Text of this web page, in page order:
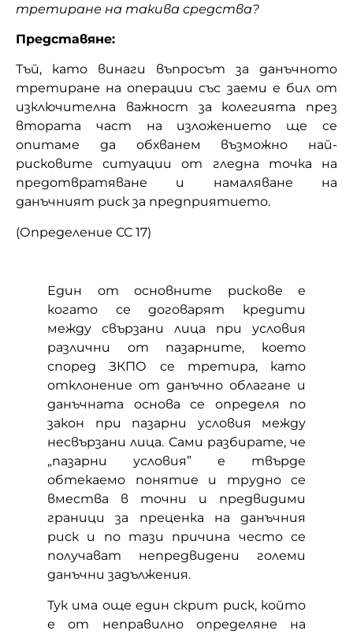
третиране на такива средства?
Представяне:
Тъй, като винаги въпросът за данъчното
третиране на операции със заеми е бил от
изключителна важност за колегията през
втората част на изложението ще се
опитаме да обхванем възможно най-
рисковите ситуации от гледна точка на
предотвратяване и намаляване на
данъчният риск за предприятието.
(Определение СС 17)
Един от основните рискове е
когато се договарят кредити
между свързани лица при условия
различни от пазарните, което
според ЗКПО се третира, като
отклонение от данъчно облагане и
данъчната основа се определя по
закон при пазарни условия между
несвързани лица. Сами разбирате, че
„пазарни условия” е твърде
обтекаемо понятие и трудно се
вмества в точни и предвидими
граници за преценка на данъчния
риск и по тази причина често се
получават непредвидени големи
данъчни задължения.
Тук има още един скрит риск, който
е от неправилно определяне на